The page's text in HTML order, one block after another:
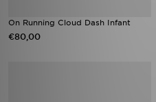
On Running Cloud Dash Infant
€80,00